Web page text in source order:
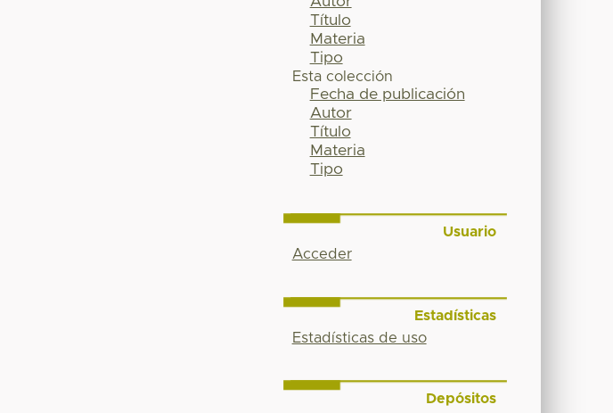
Título
Materia
Tipo
Esta colección
Fecha de publicación
Autor
Título
Materia
Tipo
Usuario
Acceder
Estadísticas
Estadísticas de uso
Depósitos